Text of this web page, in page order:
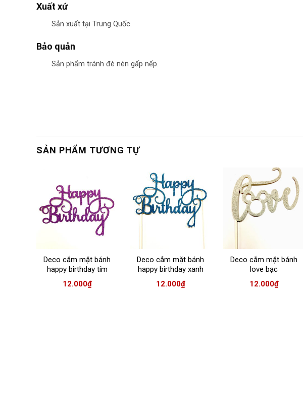
Xuất xứ
Sản xuất tại Trung Quốc.
Bảo quản
Sản phẩm tránh đè nén gấp nếp.
SẢN PHẨM TƯƠNG TỰ
Deco cắm mặt bánh
happy birthday tím
12.000₫
Deco cắm mặt bánh
happy birthday xanh
12.000₫
Deco cắm mặt bánh
love bạc
12.000₫